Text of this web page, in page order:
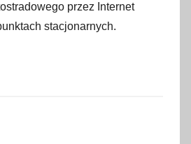
przez Internet
stacjonarnych.